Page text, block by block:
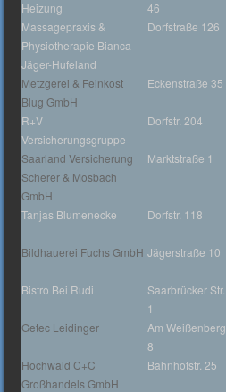
Heizung
46
Massagepraxis &
Physiotherapie Bianca
Jäger-Hufeland
Dorfstraße 126
Metzgerei & Feinkost
Blug GmbH
Eckenstraße 35
R+V
Versicherungsgruppe
Dorfstr. 204
Saarland Versicherung
Scherer & Mosbach
GmbH
Marktstraße 1
Tanjas Blumenecke Dorfstr. 118
Bildhauerei Fuchs GmbH Jägerstraße 10
Bistro Bei Rudi
Saarbrücker Str.
1
Getec Leidinger
Am Weißenberg
8
Hochwald C+C
Großhandels GmbH
Bahnhofstr. 25